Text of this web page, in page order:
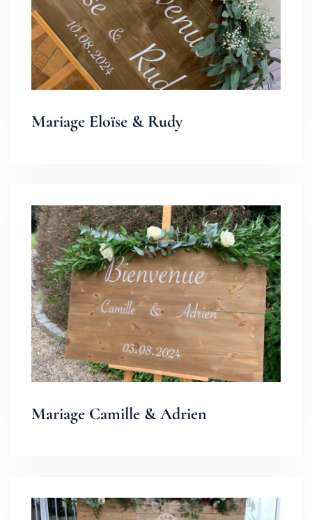
Mariage Eloïse & Rudy
Mariage Camille & Adrien